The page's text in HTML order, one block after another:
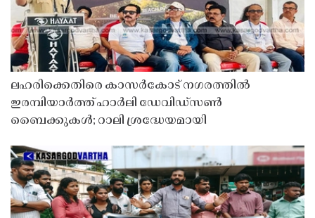
ലഹരിക്കെതിരെ കാസർകോട് നഗരത്തിൽ
ഇരമ്പിയാർത്ത് ഹാർലി ഡേവിഡ്‌സൺ
ബൈക്കുകൾ; റാലി ശ്രദ്ധേയമായി